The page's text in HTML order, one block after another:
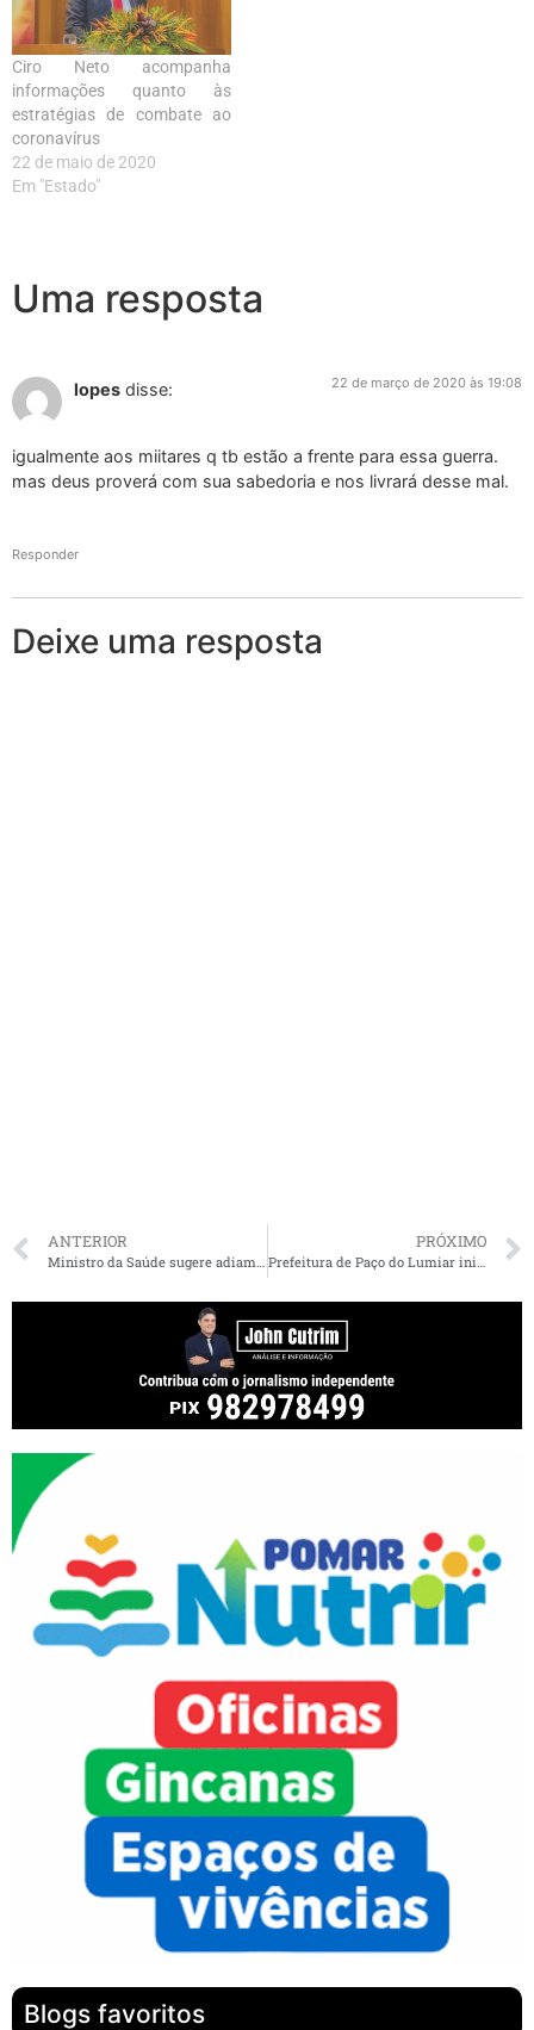
Ciro Neto acompanha
informações quanto às
estratégias de combate ao
coronavírus
22 de maio de 2020
Em "Estado"
Uma resposta
lopes disse: 22 de março de 2020 às 19:08
igualmente aos miitares q tb estão a frente para essa guerra.
mas deus proverá com sua sabedoria e nos livrará desse mal.
Responder
Deixe uma resposta
ANTERIOR PRÓXIMO
Blogs favoritos